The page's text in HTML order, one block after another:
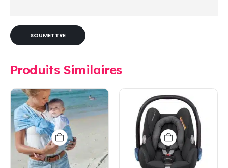
Produits Similaires